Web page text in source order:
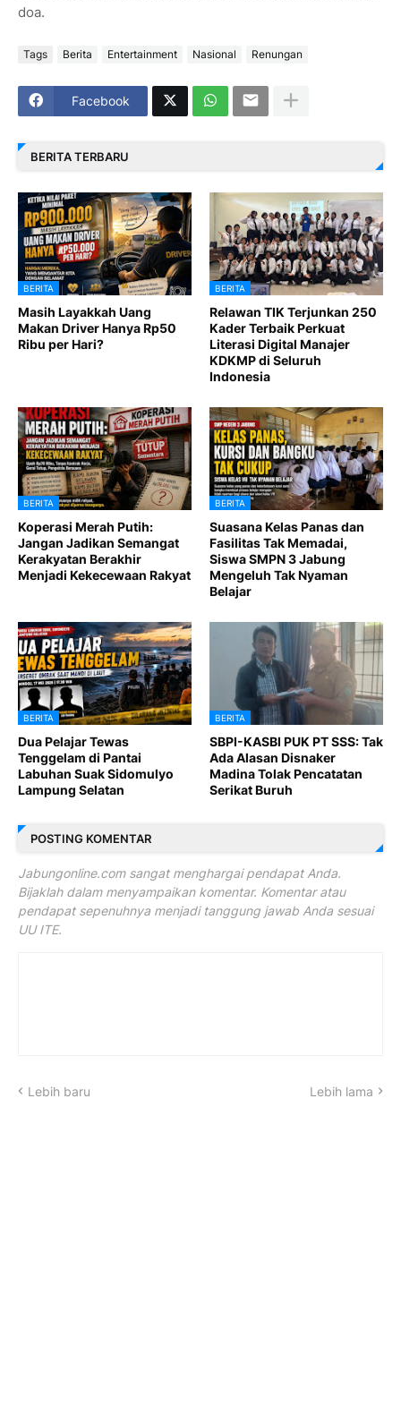
doa.
Tags Berita Entertainment Nasional Renungan
Facebook
BERITA TERBARU
BERITA
Masih Layakkah Uang
Makan Driver Hanya Rp50
Ribu per Hari?
BERITA
Relawan TIK Terjunkan 250
Kader Terbaik Perkuat
Literasi Digital Manajer
KDKMP di Seluruh
Indonesia
BERITA
Koperasi Merah Putih:
Jangan Jadikan Semangat
Kerakyatan Berakhir
Menjadi Kekecewaan Rakyat
BERITA
Suasana Kelas Panas dan
Fasilitas Tak Memadai,
Siswa SMPN 3 Jabung
Mengeluh Tak Nyaman
Belajar
BERITA
Dua Pelajar Tewas
Tenggelam di Pantai
Labuhan Suak Sidomulyo
Lampung Selatan
BERITA
SBPI-KASBI PUK PT SSS: Tak
Ada Alasan Disnaker
Madina Tolak Pencatatan
Serikat Buruh
POSTING KOMENTAR
Jabungonline.com sangat menghargai pendapat Anda.
Bijaklah dalam menyampaikan komentar. Komentar atau
pendapat sepenuhnya menjadi tanggung jawab Anda sesuai
UU ITE.
Lebih baru Lebih lama